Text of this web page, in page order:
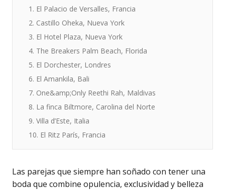
1. El Palacio de Versalles, Francia
2. Castillo Oheka, Nueva York
3. El Hotel Plaza, Nueva York
4. The Breakers Palm Beach, Florida
5. El Dorchester, Londres
6. El Amankila, Bali
7. One&amp;Only Reethi Rah, Maldivas
8. La finca Biltmore, Carolina del Norte
9. Villa d’Este, Italia
10. El Ritz París, Francia
Las parejas que siempre han soñado con tener una
boda que combine opulencia, exclusividad y belleza